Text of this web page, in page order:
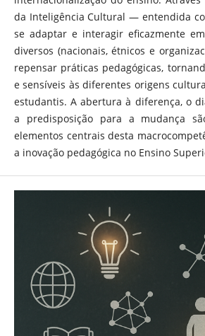
da Inteligência Cultural — entendida
se adaptar e interagir eficazmente
diversos (nacionais, étnicos e
repensar práticas pedagógicas,
e sensíveis às diferentes origens
estudantis. A abertura à diferença, o
a predisposição para a mudança
elementos centrais desta
a inovação pedagógica no Ensino